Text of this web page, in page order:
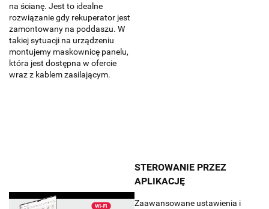
na ścianę. Jest to idealne
rozwiązanie gdy rekuperator jest
zamontowany na poddaszu. W
takiej sytuacji na urządzeniu
montujemy maskownicę panelu,
która jest dostępna w ofercie
wraz z kablem zasilającym.
STEROWANIE PRZEZ
APLIKACJĘ
Zaawansowane ustawienia i